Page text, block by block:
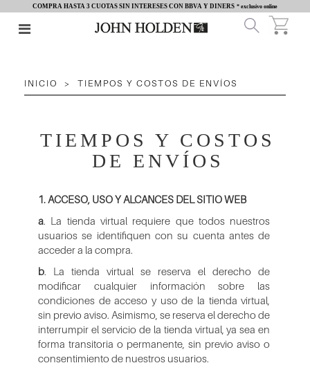
COMPRA HASTA 3 CUOTAS SIN INTERESES CON BBVA Y DINERS * exclusivo online
INICIO TIEMPOS Y COSTOS DE ENVÍOS
TIEMPOS Y COSTOS
DE ENVÍOS
1. ACCESO, USO Y ALCANCES DEL SITIO WEB
a. La tienda virtual requiere que todos nuestros
usuarios se identifiquen con su cuenta antes de
acceder a la compra.
b. La tienda virtual se reserva el derecho de
modificar cualquier información sobre las
condiciones de acceso y uso de la tienda virtual,
sin previo aviso. Asimismo, se reserva el derecho de
interrumpir el servicio de la tienda virtual, ya sea en
forma transitoria o permanente, sin previo aviso o
consentimiento de nuestros usuarios.